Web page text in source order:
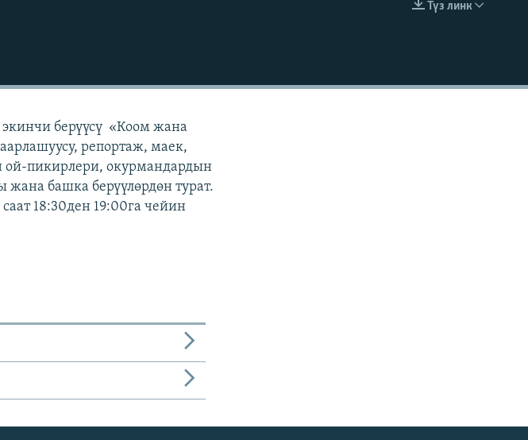
EMBED
Түз линк
берүүсү «Коом жана
репортаж, маек,
ой-пикирлери, окурмандардын
башка берүүлөрдөн турат.
18:30ден 19:00га чейин